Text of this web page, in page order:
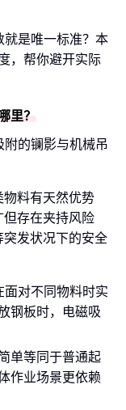
就是唯一标准？本
，帮你避开实际
里？
的镧影与机械吊
物料有天然优势
存在夹持风险
发状况下的安全
对不同物料时实
钢板时，电磁吸
单等同于普通起
作业场景更依赖